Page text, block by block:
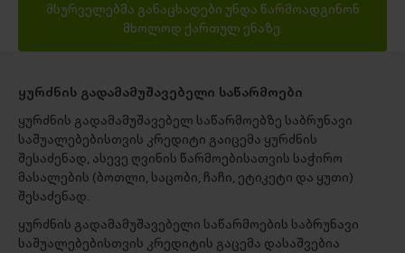
მსურველებმა განაცხადები უნდა წარმოადგინონ
მხოლოდ ქართულ ენაზე.
ყურძნის გადამამუშავებელი საწარმოები
ყურძნის გადამამუშავებელ საწარმოებზე საბრუნავი
საშუალებებისთვის კრედიტი გაიცემა ყურძნის
შესაძენად, ასევე ღვინის წარმოებისათვის საჭირო
მასალების (ბოთლი, საცობი, ჩაჩი, ეტიკეტი და ყუთი)
შესაძენად.
ყურძნის გადამამუშავებელი საწარმოების საბრუნავი
საშუალებებისთვის კრედიტის გაცემა დასაშვებია